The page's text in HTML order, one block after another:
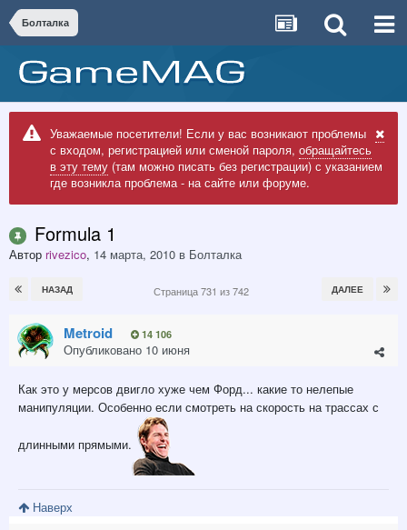
Болталка
Уважаемые посетители! Если у вас возникают проблемы
с входом, регистрацией или сменой пароля, обращайтесь
в эту тему (там можно писать без регистрации) с указанием
где возникла проблема - на сайте или форуме.
Formula 1
Автор rivezico, 14 марта, 2010 в Болталка
НАЗАД ДАЛЕЕ
Страница 731 из 742
Metroid 14 106
Опубликовано 10 июня
Как это у мерсов двигло хуже чем Форд... какие то нелепые
манипуляции. Особенно если смотреть на скорость на трассах с
длинными прямыми.
Наверх